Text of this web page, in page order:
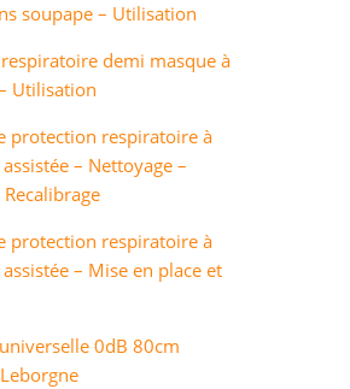
soupape – Utilisation
demi masque à
Utilisation
protection respiratoire à
– Nettoyage –
protection respiratoire à
– Mise en place et
0dB 80cm